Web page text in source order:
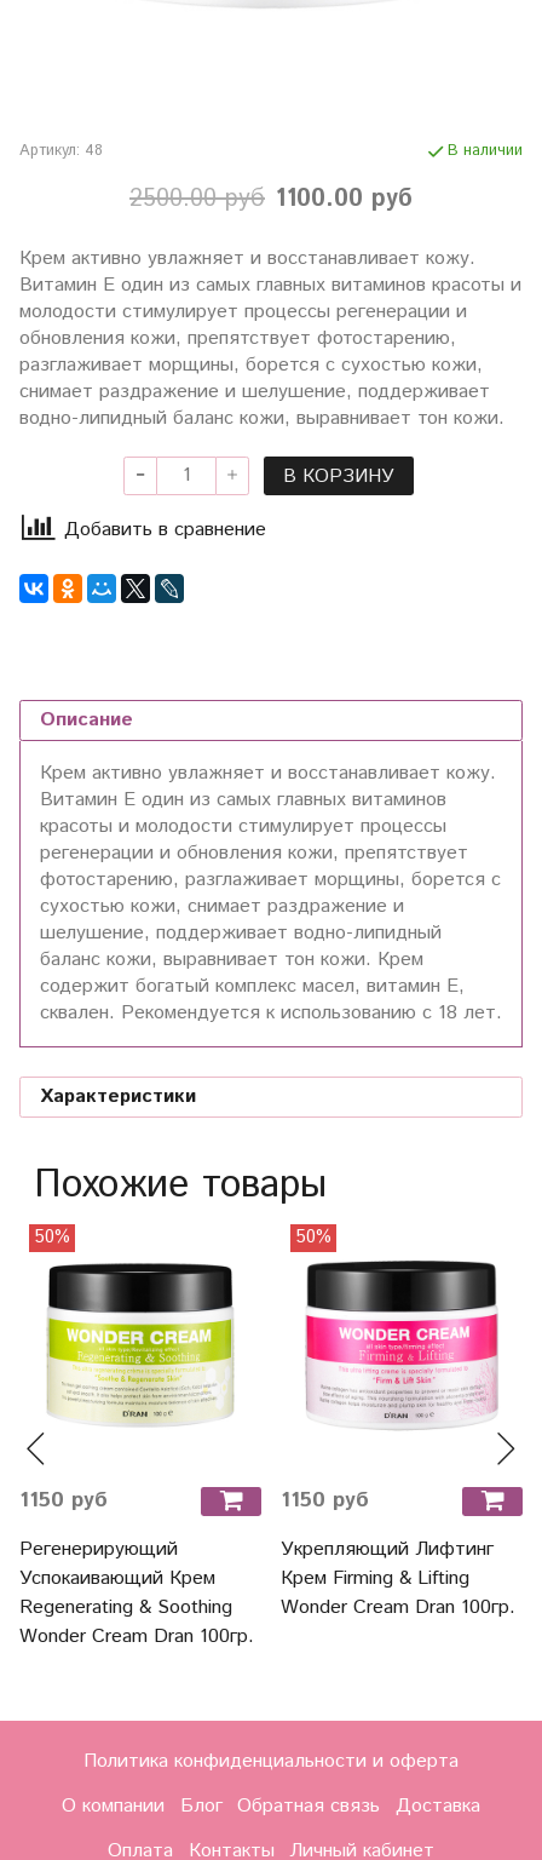
Артикул: 48 В наличии
2500.00 руб 1100.00 руб
Крем активно увлажняет и восстанавливает кожу.
Витамин Е один из самых главных витаминов красоты и
молодости стимулирует процессы регенерации и
обновления кожи, препятствует фотостарению,
разглаживает морщины, борется с сухостью кожи,
снимает раздражение и шелушение, поддерживает
водно-липидный баланс кожи, выравнивает тон кожи.
В КОРЗИНУ
Добавить в сравнение
Описание
Крем активно увлажняет и восстанавливает кожу.
Витамин Е один из самых главных витаминов
красоты и молодости стимулирует процессы
регенерации и обновления кожи, препятствует
фотостарению, разглаживает морщины, борется с
сухостью кожи, снимает раздражение и
шелушение, поддерживает водно-липидный
баланс кожи, выравнивает тон кожи. Крем
содержит богатый комплекс масел, витамин Е,
сквален. Рекомендуется к использованию с 18 лет.
Характеристики
Похожие товары
50%
1150 руб
Регенерирующий
Успокаивающий Крем
Regenerating & Soothing
Wonder Cream Dran 100гр.
50%
1150 руб
Укрепляющий Лифтинг
Крем Firming & Lifting
Wonder Cream Dran 100гр.
Политика конфиденциальности и оферта
О компании
Блог Обратная связь
Доставка
Оплата
Контакты Личный кабинет